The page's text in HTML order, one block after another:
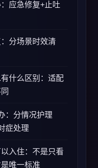
应急修复+止吐
分场景时效清
什么区别：适配
：分情况护理
症处理
入住：不是只看
唯一标准